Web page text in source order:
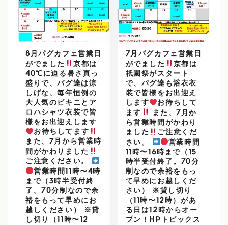
8月パグカフェ営業日
がでました
京都は
40℃に迫る暑さ真っ
盛りで、パグ達は涼
しげな、毎年恒例の
大人気のビキニとア
ロハシャツ衣装で皆
様をお出迎えします
お待ちしてます
また、7月から営業時
間がかわりました
ご注意ください。
営業時間11時〜4時
まで（3時半受付終
了。70分制なので余
裕をもって早めにお
越しください） ※貸
し切り（11時〜12
7月パグカフェ営業日
がでました
京都は
祇園祭がスタート
で、パグ達も浴衣衣
装で皆様をお出迎え
します
お待ちして
ます
また、7月か
ら営業時間がかわり
ました
ご注意くだ
さい。
営業時間
11時〜16時まで（15
時半受付終了。70分
制なので余裕をもっ
て早めにお越しくだ
さい） ※貸し切り
（11時〜12時）があ
る日は12時からオー
プン！HPトピックス